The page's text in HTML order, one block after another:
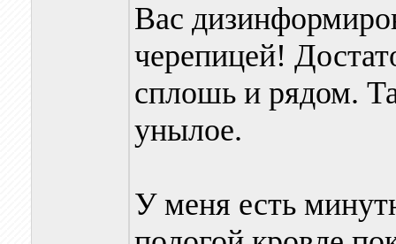
Вас
черепицей!
сплошь и рядом.
унылое.
У меня есть